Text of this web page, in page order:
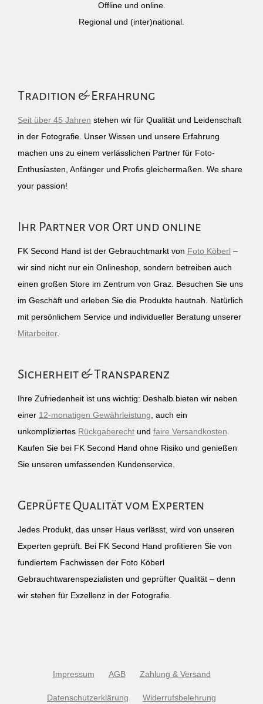
Offline und online.
Regional und (inter)national.
Tradition & Erfahrung
Seit über 45 Jahren stehen wir für Qualität und Leidenschaft
in der Fotografie. Unser Wissen und unsere Erfahrung
machen uns zu einem verlässlichen Partner für Foto-
Enthusiasten, Anfänger und Profis gleichermaßen. We share
your passion!
Ihr Partner vor Ort und online
FK Second Hand ist der Gebrauchtmarkt von Foto Köberl –
wir sind nicht nur ein Onlineshop, sondern betreiben auch
einen großen Store im Zentrum von Graz. Besuchen Sie uns
im Geschäft und erleben Sie die Produkte hautnah. Natürlich
mit persönlichem Service und individueller Beratung unserer
Mitarbeiter.
Sicherheit & Transparenz
Ihre Zufriedenheit ist uns wichtig: Deshalb bieten wir neben
einer 12-monatigen Gewährleistung , auch ein
unkompliziertes Rückgaberecht und faire Versandkosten
Kaufen Sie bei FK Second Hand ohne Risiko und genießen
Sie unseren umfassenden Kundenservice.
Geprüfte Qualität vom Experten
Jedes Produkt, das unser Haus verlässt, wird von unseren
Experten geprüft. Bei FK Second Hand profitieren Sie von
fundiertem Fachwissen der Foto Köberl
Gebrauchtwarenspezialisten und geprüfter Qualität – denn
wir stehen für Exzellenz in der Fotografie.
Impressum AGB Zahlung & Versand
Datenschutzerklärung Widerrufsbelehrung